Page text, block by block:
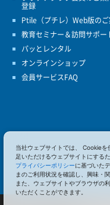
登録
Ptile（プチレ）Web版の
教育セミナー＆訪問サポー
パッとレンタル
オンラインショップ
会員サービスFAQ
当社ウェブサイトでは、 Cookie
足いただけるウェブサイトにする
プライバシーポリシーに基づいた
まのご利用状況を確認し、興味・
また、ウェブサイトやブラウザの
いただくことができます。